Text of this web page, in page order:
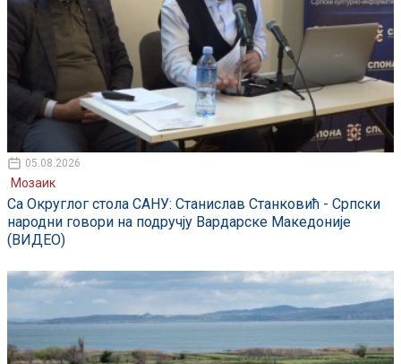
05.08.2026
Мозаик
Са Округлог стола САНУ: Станислав Станковић - Српски
народни говори на подручју Вардарске Македоније
(ВИДЕО)